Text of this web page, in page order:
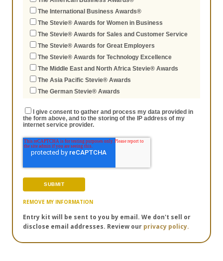
The International Business Awards®
The Stevie® Awards for Women in Business
The Stevie® Awards for Sales and Customer Service
The Stevie® Awards for Great Employers
The Stevie® Awards for Technology Excellence
The Middle East and North Africa Stevie® Awards
The Asia Pacific Stevie® Awards
The German Stevie® Awards
I give consent to gather and process my data provided in
the form above, and to the storing of the IP address of my
internet service provider.
REMOVE MY INFORMATION
Entry kit will be sent to you by email. We don't sell or
disclose email addresses. Review our privacy policy.